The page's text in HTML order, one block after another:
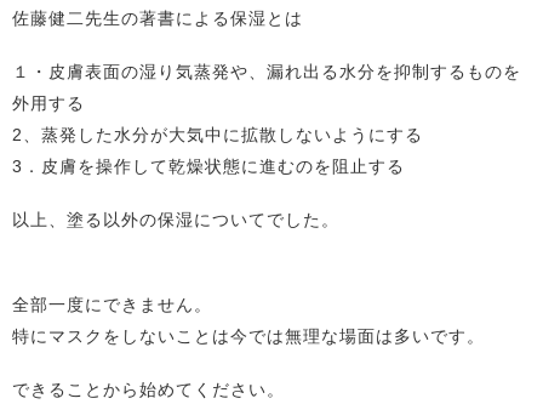
佐藤健二先生の著書による保湿とは
１・皮膚表面の湿り気蒸発や、漏れ出る水分を抑制するものを
外用する
2、蒸発した水分が大気中に拡散しないようにする
3．皮膚を操作して乾燥状態に進むのを阻止する
以上、塗る以外の保湿についてでした。
全部一度にできません。
特にマスクをしないことは今では無理な場面は多いです。
できることから始めてください。